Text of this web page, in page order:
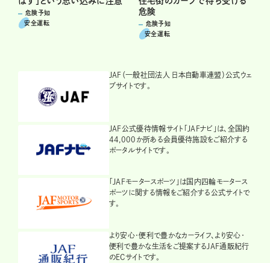
危険予知
安全運転
危険
危険予知
安全運転
JAF（一般社団法人 日本自動車連盟）公式ウェ
ブサイトです。
JAF公式優待情報サイト「JAFナビ」は、全国約
44,000か所ある会員優待施設をご紹介する
ポータルサイトです。
「JAFモータースポーツ」は国内四輪モータース
ポーツに関する情報をご紹介する公式サイトで
す。
より安心・便利で豊かなカーライフ、より安心・
便利で豊かな生活をご提案するJAF通販紀行
のECサイトです。